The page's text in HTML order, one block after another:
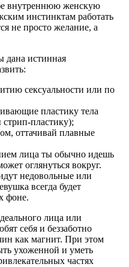
внутреннюю женскую
инстинктам работать
не просто желание, а
истинная
сексуальности или по
пластику тела
пластику);
оттачивай плавные
лица ты обычно идешь
оглянуться вокруг.
недовольные или
всегда будет
фоне.
лица или
себя и беззаботно
как магнит. При этом
ухоженной и уметь
частях